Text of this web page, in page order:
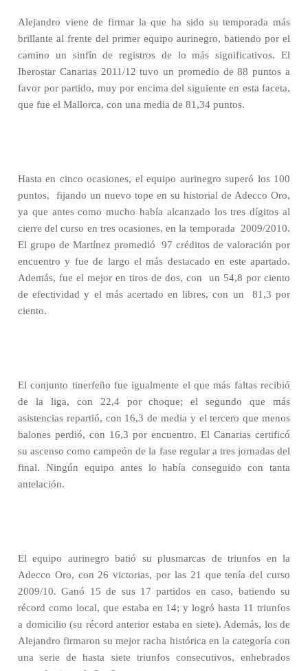
Alejandro viene de firmar la que ha sido su temporada más
brillante al frente del primer equipo aurinegro, batiendo por el
camino un sinfín de registros de lo más significativos. El
Iberostar Canarias 2011/12 tuvo un promedio de 88 puntos a
favor por partido, muy por encima del siguiente en esta faceta,
que fue el Mallorca, con una media de 81,34 puntos.
Hasta en cinco ocasiones, el equipo aurinegro superó los 100
puntos,
fijando un nuevo tope en su historial de Adecco Oro,
ya que antes como mucho había alcanzado los tres dígitos al
cierre del curso en tres ocasiones, en la temporada
2009/2010.
El grupo de Martínez promedió
97 créditos de valoración por
encuentro y fue de largo el más destacado en este apartado.
Además, fue el mejor en tiros de dos, con
un 54,8 por ciento
de efectividad y el más acertado en libres, con un
81,3 por
ciento.
El conjunto tinerfeño fue igualmente el que más faltas recibió
de la liga, con 22,4 por choque; el segundo que más
asistencias repartió, con 16,3 de media y el tercero que menos
balones perdió, con 16,3 por encuentro. El Canarias certificó
su ascenso como campeón de la fase regular a tres jornadas del
final. Ningún equipo antes lo había conseguido con tanta
antelación.
El equipo aurinegro batió su plusmarcas de triunfos en la
Adecco Oro, con 26 victorias, por las 21 que tenía del curso
2009/10. Ganó 15 de sus 17 partidos en caso, batiendo su
récord como local, que estaba en 14; y logró hasta 11 triunfos
a domicilio (su récord anterior estaba en siete). Además, los de
Alejandro firmaron su mejor racha histórica en la categoría con
una serie de hasta siete triunfos consecutivos, enhebrados